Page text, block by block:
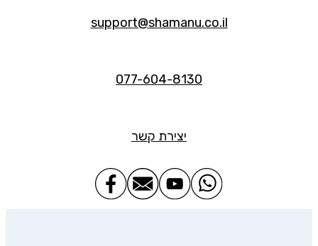
support@shamanu.co.il
077-604-8130
יצירת קשר